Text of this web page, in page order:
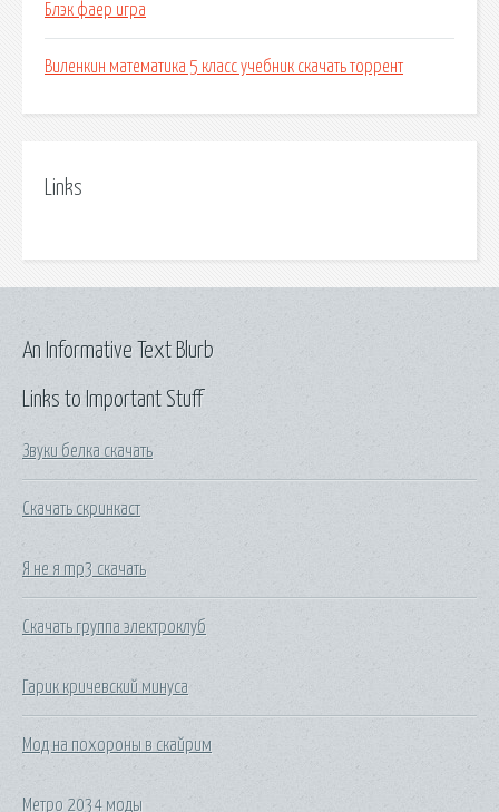
Блэк фаер игра
Виленкин математика 5 класс учебник скачать торрент
Links
Links to Important Stuff
Звуки белка скачать
Скачать скринкаст
Я не я mp3 скачать
Скачать группа электроклуб
Гарик кричевский минуса
Мод на похороны в скайрим
Метро 2034 моды
An Informative Text Blurb